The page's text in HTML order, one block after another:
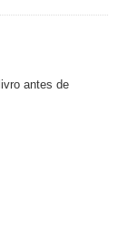
antes de